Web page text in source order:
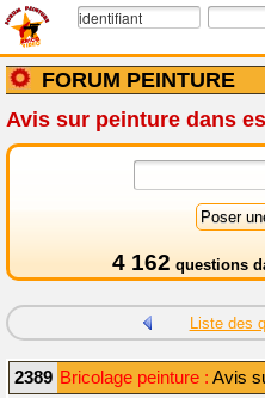
FORUM PEINTURE
Avis sur peinture dans
4 162 questions
Liste des
2389 Bricolage peinture : Avis